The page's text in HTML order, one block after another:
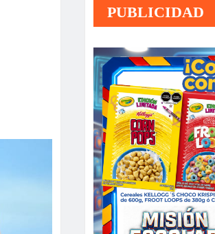
PUBLICIDAD